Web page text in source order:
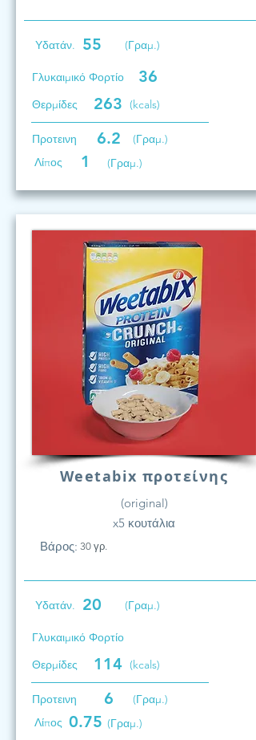
Υδατάν. 55 (Γραμ.)
Γλυκαιμικό Φορτίο 36
Θερμίδες 263 (kcals)
Προτεινη 6.2
(Γραμ.)
Λίπος
1 (Γραμ.)
Weetabix προτείνης
(original)
x5 κουτάλια
Βάρος: 30 γρ.
Υδατάν. 20 (Γραμ.)
Γλυκαιμικό Φορτίο
Θερμίδες
114 (kcals)
Προτεινη 6
(Γραμ.)
Λίπος 0.75 (Γραμ.)